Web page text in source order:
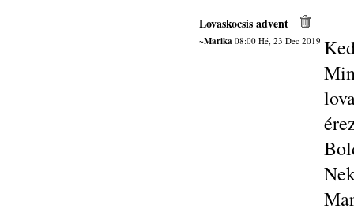
Lovaskocsis advent
~Marika08:00 Hé, 23 Dec 2019